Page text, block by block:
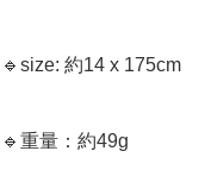
🔹size: 約14 x 175cm
🔹重量：約49g